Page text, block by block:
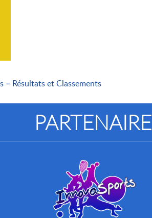
– Résultats et Classements
PARTENAIRE